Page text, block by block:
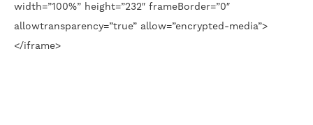
width=”100%” height=”232″ frameBorder=”0″
allowtransparency=”true” allow=”encrypted-media”>
</iframe>